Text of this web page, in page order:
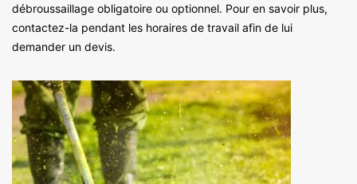
débroussaillage obligatoire ou optionnel. Pour en savoir plus,
contactez-la pendant les horaires de travail afin de lui
demander un devis.